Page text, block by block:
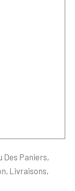
Des Paniers,
, Livraisons,